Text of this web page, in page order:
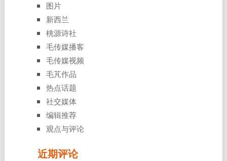
图片
新西兰
桃源诗社
毛传媒播客
毛传媒视频
毛芃作品
热点话题
社交媒体
编辑推荐
观点与评论
近期评论